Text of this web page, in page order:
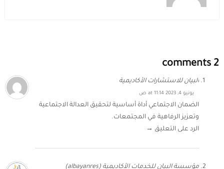
2 comments
البيان للاستشارات الأكاديمية
يونيو 4, 2023 at 11:14 ص
الضمان الاجتماعي أداة أساسية لتحقيق العدالة الاجتماعية
وتعزيز الرفاهية في المجتمعات.
الرد على التعليق →